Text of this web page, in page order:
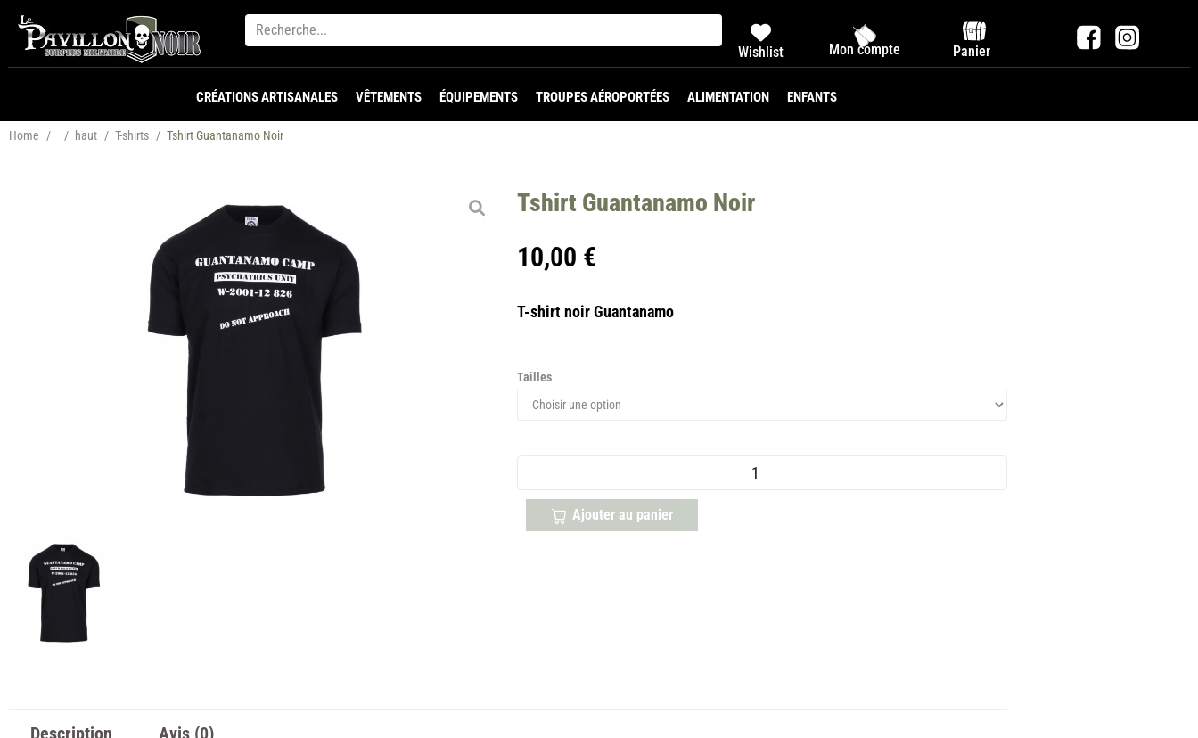
Wishlist Mon compte Panier
CRÉATIONS ARTISANALES VÊTEMENTS ÉQUIPEMENTS TROUPES AÉROPORTÉES ALIMENTATION ENFANTS
Home / / haut / T-shirts / Tshirt Guantanamo Noir
Tshirt Guantanamo Noir
10,00 €
T-shirt noir Guantanamo
Tailles
Ajouter au panier
Description Avis (0)